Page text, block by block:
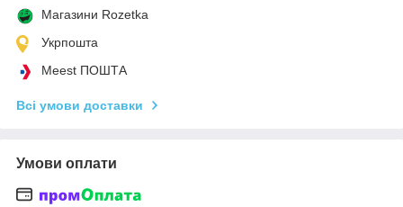
Магазини Rozetka
Укрпошта
Meest ПОШТА
Всі умови доставки
Умови оплати